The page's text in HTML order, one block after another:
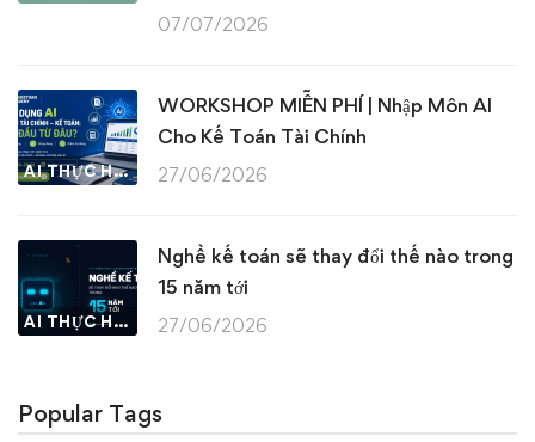
07/07/2026
AI THỰC HÀNH
WORKSHOP MIỄN PHÍ | Nhập Môn AI
Cho Kế Toán Tài Chính
27/06/2026
AI THỰC HÀNH
Nghề kế toán sẽ thay đổi thế nào trong
15 năm tới
27/06/2026
Popular Tags